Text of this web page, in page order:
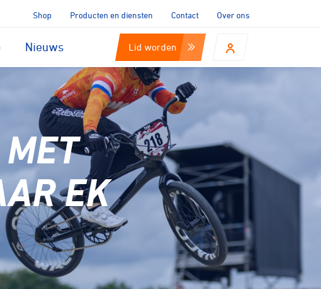
Shop Producten en diensten Contact Over ons
Nieuws Lid worden
EK